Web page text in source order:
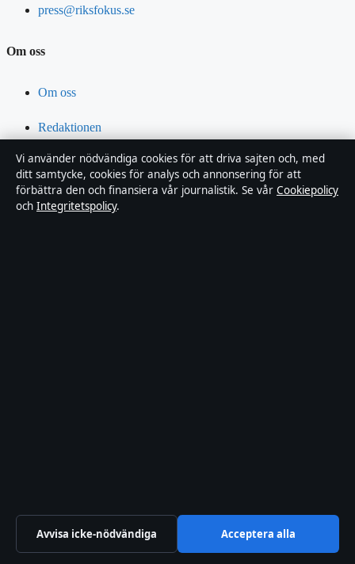
press@riksfokus.se
Om oss
Om oss
Redaktionen
Vår historia
Nyhetsbrev
byline, granskas av en redaktör och faktagranskas innan publicering.
Innehållet är endast avsett för allmän information. Allmänna
Vi använder nödvändiga cookies för att driva sajten och, med
ditt samtycke, cookies för analys och annonsering för att
förbättra den och finansiera vår journalistik. Se vår Cookiepolicy
och Integritetspolicy.
Avvisa icke-nödvändiga Acceptera alla